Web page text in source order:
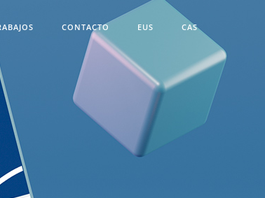
CONTACTO EUS CAS